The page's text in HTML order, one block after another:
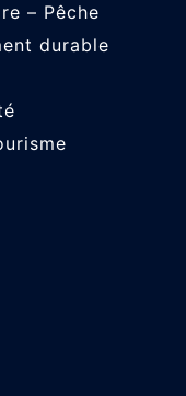
– Pêche
durable